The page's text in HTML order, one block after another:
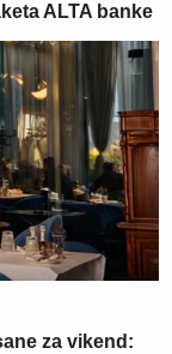
ALTA banke
za vikend: